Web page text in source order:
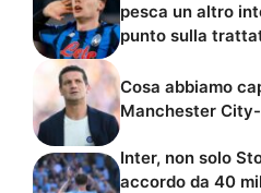
pesca un altro
punto sulla
Cosa abbiamo
Manchester
Inter, non solo
accordo da 40